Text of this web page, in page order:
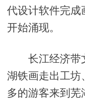
代设计软件完成
开始涌现。
长江经济带文
湖铁画走出工坊
多的游客来到芜